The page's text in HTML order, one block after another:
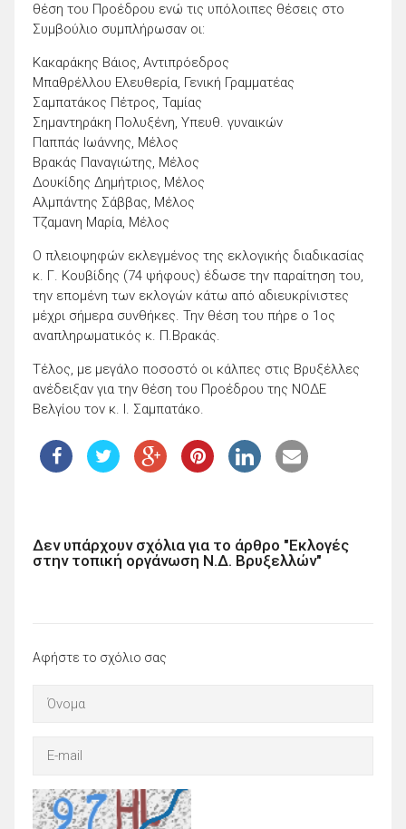
θέση του Προέδρου ενώ τις υπόλοιπες θέσεις στο
Συμβούλιο συμπλήρωσαν οι:
Κακαράκης Βάιος, Αντιπρόεδρος
Μπαθρέλλου Ελευθερία, Γενική Γραμματέας
Σαμπατάκος Πέτρος, Ταμίας
Σημαντηράκη Πολυξένη, Υπευθ. γυναικών
Παππάς Ιωάννης, Μέλος
Βρακάς Παναγιώτης, Μέλος
Δουκίδης Δημήτριος, Μέλος
Αλμπάντης Σάββας, Μέλος
Τζαμανη Μαρία, Μέλος
Ο πλειοψηφών εκλεγμένος της εκλογικής διαδικασίας
κ. Γ. Κουβίδης (74 ψήφους) έδωσε την παραίτηση του,
την επομένη των εκλογών κάτω από αδιευκρίνιστες
μέχρι σήμερα συνθήκες. Την θέση του πήρε ο 1ος
αναπληρωματικός κ. Π.Βρακάς.
Τέλος, με μεγάλο ποσοστό οι κάλπες στις Βρυξέλλες
ανέδειξαν για την θέση του Προέδρου της ΝΟΔΕ
Βελγίου τον κ. Ι. Σαμπατάκο.
Δεν υπάρχουν σχόλια για το άρθρο "Εκλογές
στην τοπική οργάνωση Ν.Δ. Βρυξελλών"
Αφήστε το σχόλιο σας